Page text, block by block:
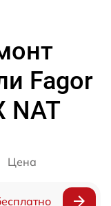
Fagor
NAT
Цена